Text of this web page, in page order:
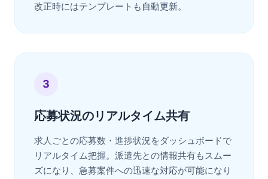
改正時にはテンプレートも自動更新。
3
応募状況のリアルタイム共有
求人ごとの応募数・進捗状況をダッシュボードで
リアルタイム把握。派遣先との情報共有もスムー
ズになり、急募案件への迅速な対応が可能になり